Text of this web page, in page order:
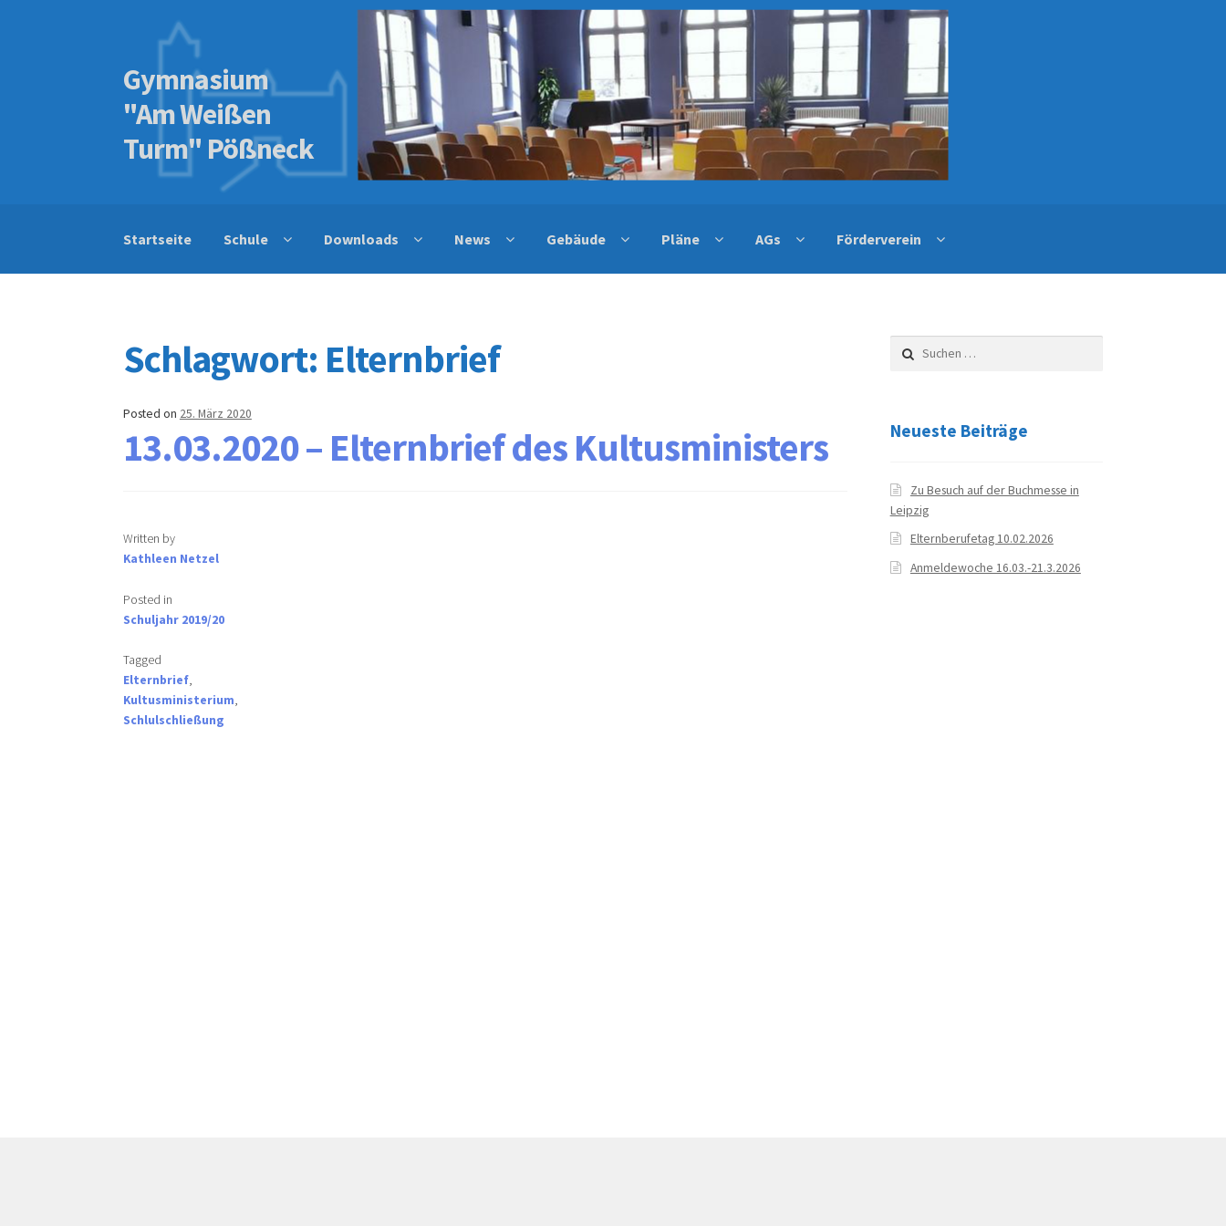
Skip
to
navigation
Skip
to
content
Gymnasium
"Am Weißen
Turm" Pößneck
Startseite Schule Downloads News Gebäude Pläne AGs Förderverein
Schlagwort: Elternbrief
Posted on 25. März 2020
13.03.2020 – Elternbrief des Kultusministers
Written by
Kathleen Netzel
Posted in
Schuljahr 2019/20
Tagged
Elternbrief,
Kultusministerium,
Schlulschließung
nach:
Neueste Beiträge
Zu Besuch auf der Buchmesse in
Leipzig
Elternberufetag 10.02.2026
Anmeldewoche 16.03.-21.3.2026